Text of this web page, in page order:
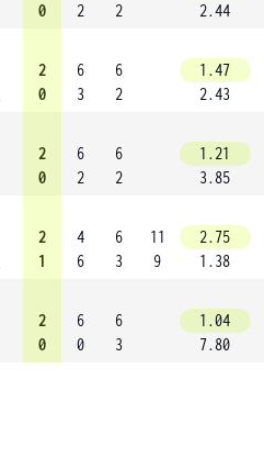
0
2
2
2.44
2
0
6
3
6
2
1.47
2.43
2
0
6
2
6
2
1.21
3.85
2
1
4
6
6
3
11
9
2.75
1.38
2
0
6
0
6
3
1.04
7.80